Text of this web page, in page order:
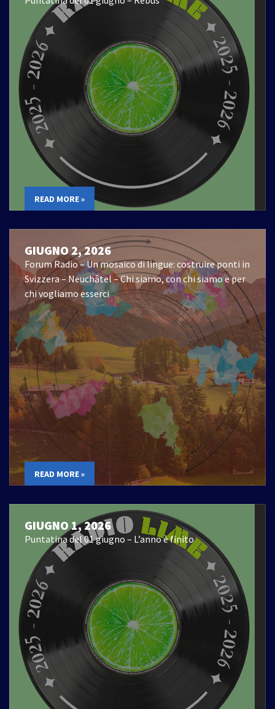
READ MORE »
GIUGNO 2, 2026
Forum Radio – Un mosaico di lingue: costruire ponti in
Svizzera – Neuchâtel – Chi siamo, con chi siamo e per
chi vogliamo esserci
READ MORE »
GIUGNO 1, 2026
Puntatina del 01 giugno – L’anno è finito